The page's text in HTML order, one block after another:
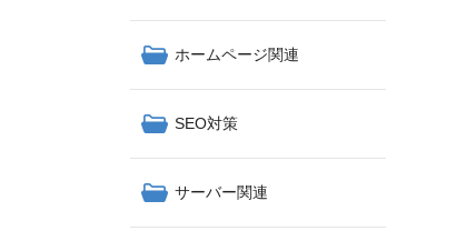
ホームページ関連
SEO対策
サーバー関連